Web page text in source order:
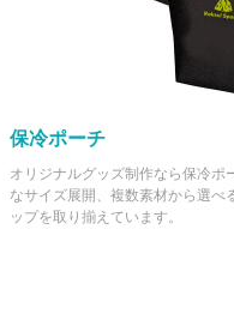
保冷ポーチ
オリジナルグッズ制作なら保冷ポ
なサイズ展開、複数素材から選べ
ップを取り揃えています。